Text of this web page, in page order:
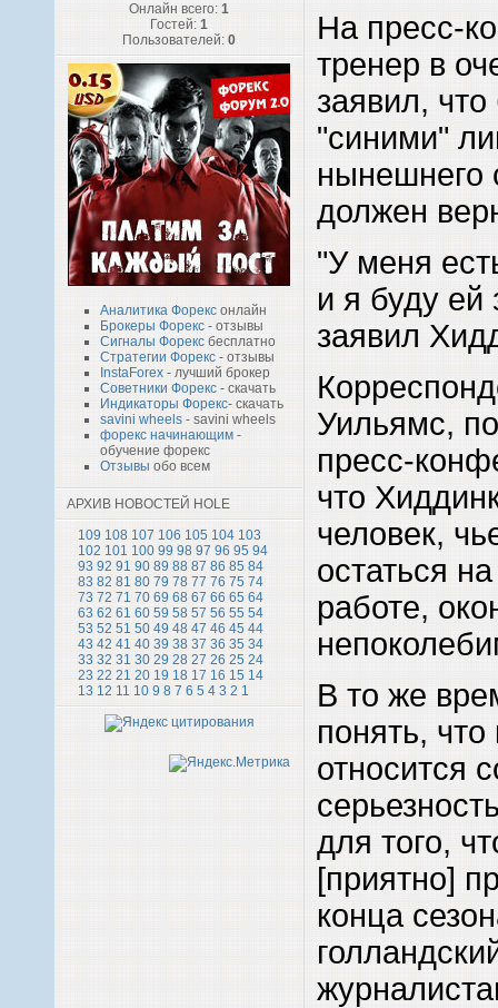
Онлайн всего: 1
Гостей: 1
Пользователей: 0
Аналитика Форекс онлайн
Брокеры Форекс - отзывы
Сигналы Форекс бесплатно
Стратегии Форекс - отзывы
InstaForex - лучший брокер
Советники Форекс - скачать
Индикаторы Форекс- скачать
savini wheels - savini wheels
форекс начинающим -
обучение форекс
Отзывы обо всем
АРХИВ НОВОСТЕЙ HOLE
109 108 107 106 105 104 103
102 101 100 99 98 97 96 95 94
93 92 91 90 89 88 87 86 85 84
83 82 81 80 79 78 77 76 75 74
73 72 71 70 69 68 67 66 65 64
63 62 61 60 59 58 57 56 55 54
53 52 51 50 49 48 47 46 45 44
43 42 41 40 39 38 37 36 35 34
33 32 31 30 29 28 27 26 25 24
23 22 21 20 19 18 17 16 15 14
13 12 11 10 9 8 7 6 5 4 3 2 1
На пресс-
тренер в
заявил, что
"синими"
нынешнего
должен
"У меня
и я буду ей
заявил
Уильямс,
пресс-
что
человек,
остаться
работе,
В то же
понять,
относится
для того,
[приятно]
конца